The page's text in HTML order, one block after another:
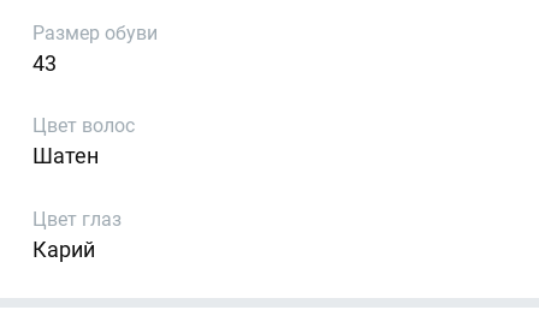
Размер обуви
43
Цвет волос
Шатен
Цвет глаз
Карий